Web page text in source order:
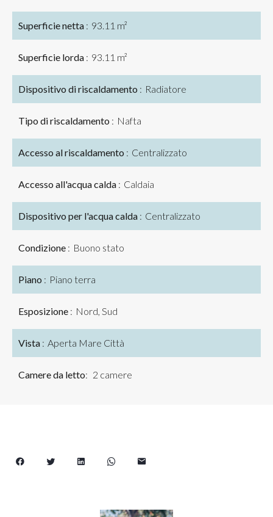
Superficie netta 93.11 m²
Superficie lorda 93.11 m²
Dispositivo di riscaldamento Radiatore
Tipo di riscaldamento Nafta
Accesso al riscaldamento Centralizzato
Accesso all'acqua calda Caldaia
Dispositivo per l'acqua calda Centralizzato
Condizione Buono stato
Piano Piano terra
Esposizione Nord, Sud
Vista Aperta Mare Città
Camere da letto 2 camere